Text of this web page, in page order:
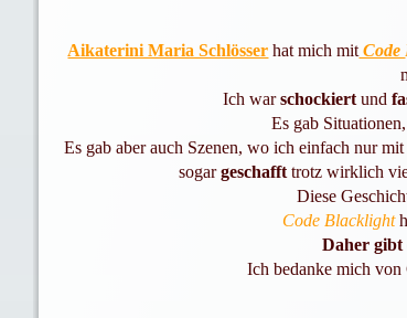
Aikaterini Maria Schlösser hat mich mit Code
Ich warschockiertund
Es gab
Es gab aber auch Szenen, wo ich einfach nur
sogargeschaffttrotz wirklich
Diese
Code Blacklight
Daher gibt
Ich bedanke mich